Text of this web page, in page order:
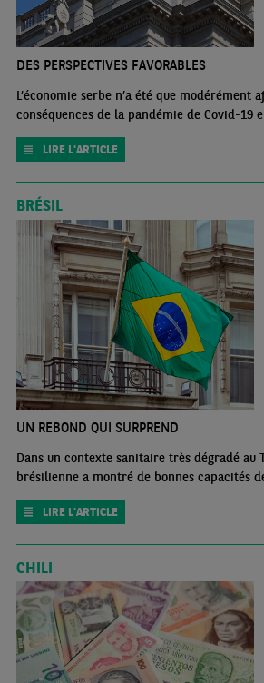
DES PERSPECTIVES FAVORABLES
L’économie serbe n’a été que modérément
conséquences de la pandémie de Covid-19
LIRE L'ARTICLE
BRÉSIL
UN REBOND QUI SURPREND
Dans un contexte sanitaire très dégradé au
brésilienne a montré de bonnes capacités
LIRE L'ARTICLE
CHILI